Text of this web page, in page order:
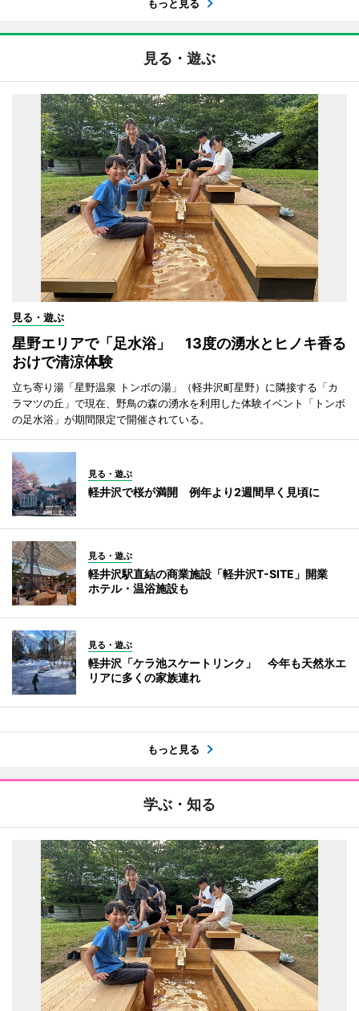
もっと見る
見る・遊ぶ
見る・遊ぶ
星野エリアで「足水浴」 13度の湧水とヒノキ香る
おけで清涼体験
立ち寄り湯「星野温泉 トンボの湯」（軽井沢町星野）に隣接する「カ
ラマツの丘」で現在、野鳥の森の湧水を利用した体験イベント「トンボ
の足水浴」が期間限定で開催されている。
見る・遊ぶ
軽井沢で桜が満開 例年より2週間早く見頃に
見る・遊ぶ
軽井沢駅直結の商業施設「軽井沢T-SITE」開業
ホテル・温浴施設も
見る・遊ぶ
軽井沢「ケラ池スケートリンク」 今年も天然氷エ
リアに多くの家族連れ
もっと見る
学ぶ・知る